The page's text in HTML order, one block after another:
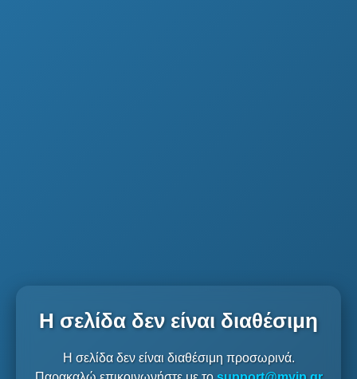
Η σελίδα δεν είναι διαθέσιμη
Η σελίδα δεν είναι διαθέσιμη προσωρινά.